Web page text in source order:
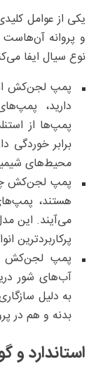
یکی از عوامل
و پروانه
نوع سیال ایفا
پمپ لجن‌کش
دارید،
پمپ‌ها از
برابر خوردگی
محیط‌های
پمپ لجن‌کش
هستند،
می‌آیند. این
پرکاربردترین
پمپ لجن‌کش
آب‌های شور
به دلیل
بدنه و هم در
استاندارد